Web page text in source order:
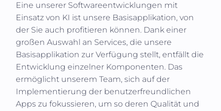
Eine unserer Softwareentwicklungen mit
Einsatz von KI ist unsere Basisapplikation, von
der Sie auch profitieren können. Dank einer
großen Auswahl an Services, die unsere
Basisapplikation zur Verfügung stellt, entfällt die
Entwicklung einzelner Komponenten. Das
ermöglicht unserem Team, sich auf der
Implementierung der benutzerfreundlichen
Apps zu fokussieren, um so deren Qualität und